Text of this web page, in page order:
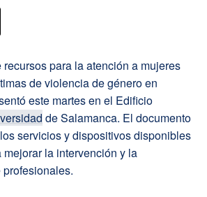
para la atención a mujeres
de violencia de género en
este martes en el Edificio
de Salamanca. El documento
servicios y dispositivos disponibles
la intervención y la